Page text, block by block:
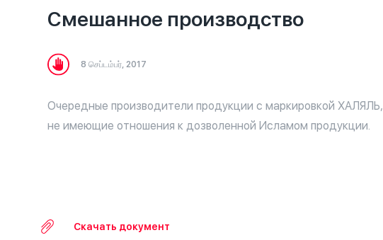
Смешанное производство
8 செப்டம்பர், 2017
Очередные производители продукции с маркировкой ХАЛЯЛЬ,
не имеющие отношения к дозволенной Исламом продукции.
Скачать документ